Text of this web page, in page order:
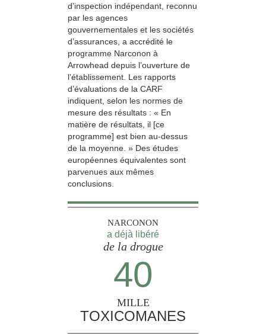
d’inspection indépendant, reconnu
par les agences
gouvernementales et les sociétés
d’assurances, a accrédité le
programme Narconon à
Arrowhead depuis l’ouverture de
l’établissement. Les rapports
d’évaluations de la CARF
indiquent, selon les normes de
mesure des résultats : « En
matière de résultats, il [ce
programme] est bien au-dessus
de la moyenne. » Des études
européennes équivalentes sont
parvenues aux mêmes
conclusions.
NARCONON
a déjà libéré
de la drogue
40
MILLE
TOXICOMANES